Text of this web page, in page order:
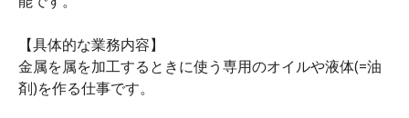
【具体的な業務内容】
金属を属を加工するときに使う専用のオイルや液体(=油
剤)を作る仕事です。